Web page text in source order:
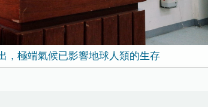
，極端氣候已影響地球人類的生存